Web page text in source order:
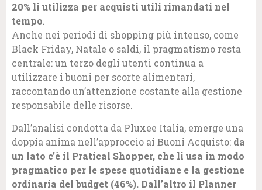
20% li utilizza per acquisti utili rimandati nel
tempo.
Anche nei periodi di shopping più intenso, come
Black Friday, Natale o saldi, il pragmatismo resta
centrale: un terzo degli utenti continua a
utilizzare i buoni per scorte alimentari,
raccontando un’attenzione costante alla gestione
responsabile delle risorse.
Dall’analisi condotta da Pluxee Italia, emerge una
doppia anima nell’approccio ai Buoni Acquisto: da
un lato c’è il Pratical Shopper, che li usa in modo
pragmatico per le spese quotidiane e la gestione
ordinaria del budget (46%). Dall’altro il Planner